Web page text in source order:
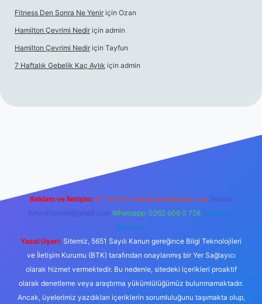
Fitness Den Sonra Ne Yenir için Ozan
Hamilton Çevrimi Nedir için admin
Hamilton Çevrimi Nedir için Tayfun
7 Haftalık Gebelik Kaç Aylık için admin
Reklam ve İletişim: E-mail: backlinkpaneli@gmail.com Teams:
forumhizmeti@gmail.com Whatsapp: 0262 606 0 726 Telegram:
@karabul
Yasal Uyarı: Sitemiz, 5651 Sayılı Kanun gereğince Bilgi Teknolojileri
ve İletişim Kurumu (BTK) tarafından onaylanmış bir Yer Sağlayıcı
olarak hizmet vermektedir. Bu nedenle, sitedeki içerikleri proaktif
olarak denetleme veya araştırma yükümlülüğümüz bulunmamaktadır.
Ancak, üyelerimiz yazdıkları içeriklerin sorumluluğunu taşımakta olup,